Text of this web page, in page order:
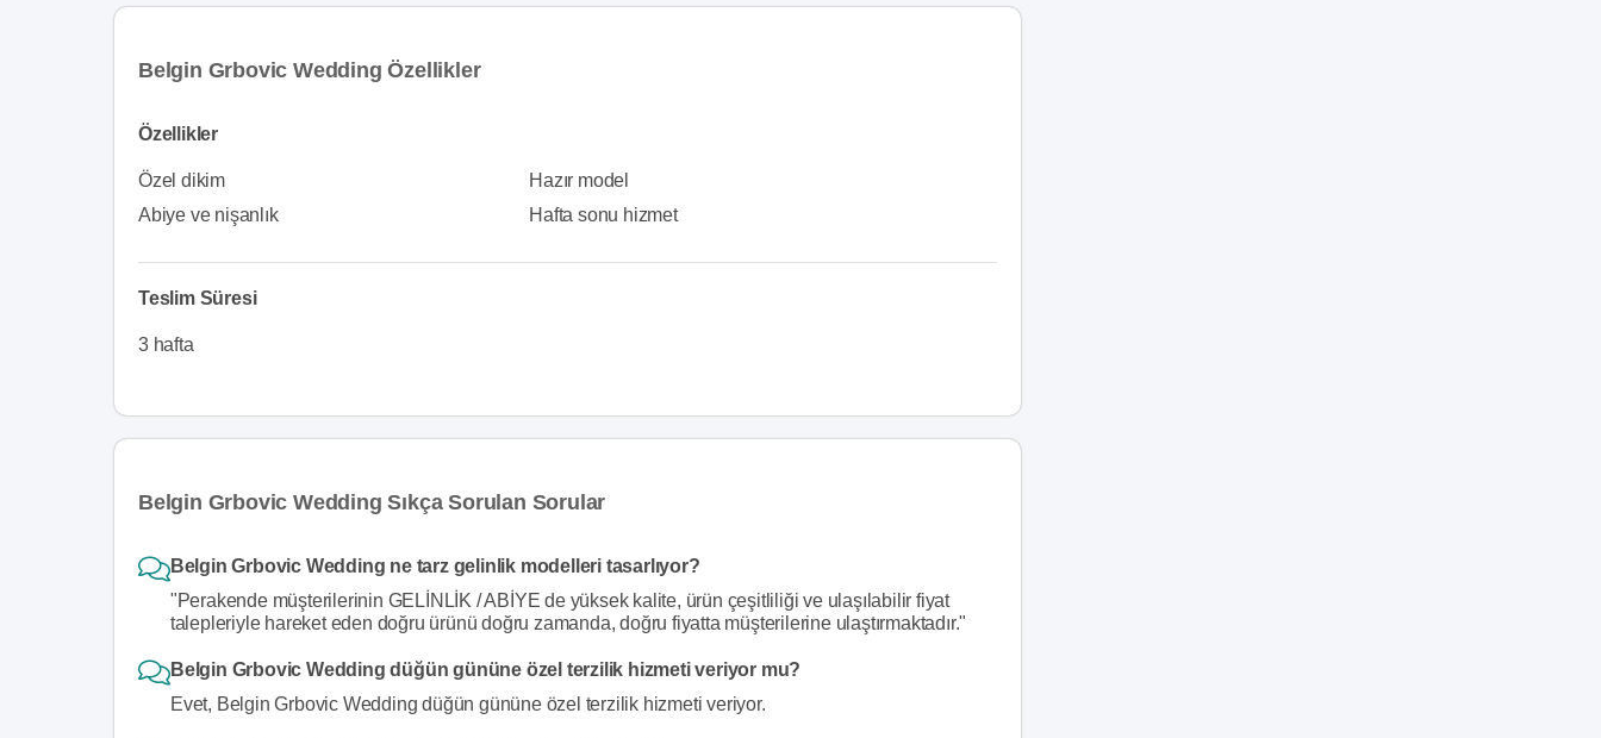
Belgin Grbovic Wedding Özellikler
Özellikler
Özel dikim
Hazır model
Abiye ve nişanlık
Hafta sonu hizmet
Teslim Süresi
3 hafta
Belgin Grbovic Wedding Sıkça Sorulan Sorular
Belgin Grbovic Wedding ne tarz gelinlik modelleri tasarlıyor?
"Perakende müşterilerinin GELİNLİK / ABİYE de yüksek kalite, ürün çeşitliliği ve ulaşılabilir fiyat
talepleriyle hareket eden doğru ürünü doğru zamanda, doğru fiyatta müşterilerine ulaştırmaktadır."
Belgin Grbovic Wedding düğün gününe özel terzilik hizmeti veriyor mu?
Evet, Belgin Grbovic Wedding düğün gününe özel terzilik hizmeti veriyor.